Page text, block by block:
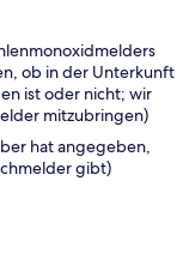
ob in der Unterkunft
ist oder nicht; wir
mitzubringen)
hat angegeben,
gibt)